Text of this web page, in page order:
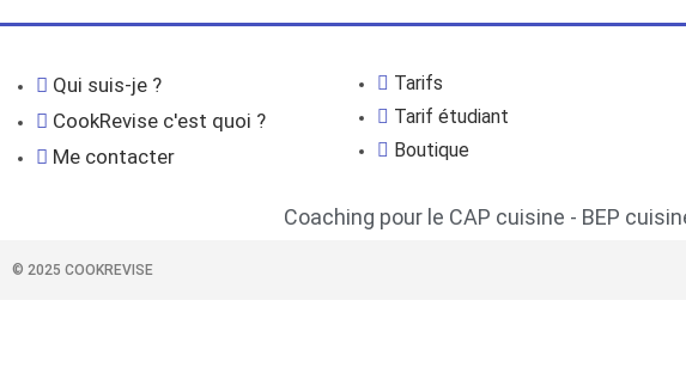
Qui suis-je ?
CookRevise c'est quoi ?
Me contacter
Tarifs
Tarif étudiant
Boutique
Coaching pour le CAP cuisine - BEP
© 2025 COOKREVISE